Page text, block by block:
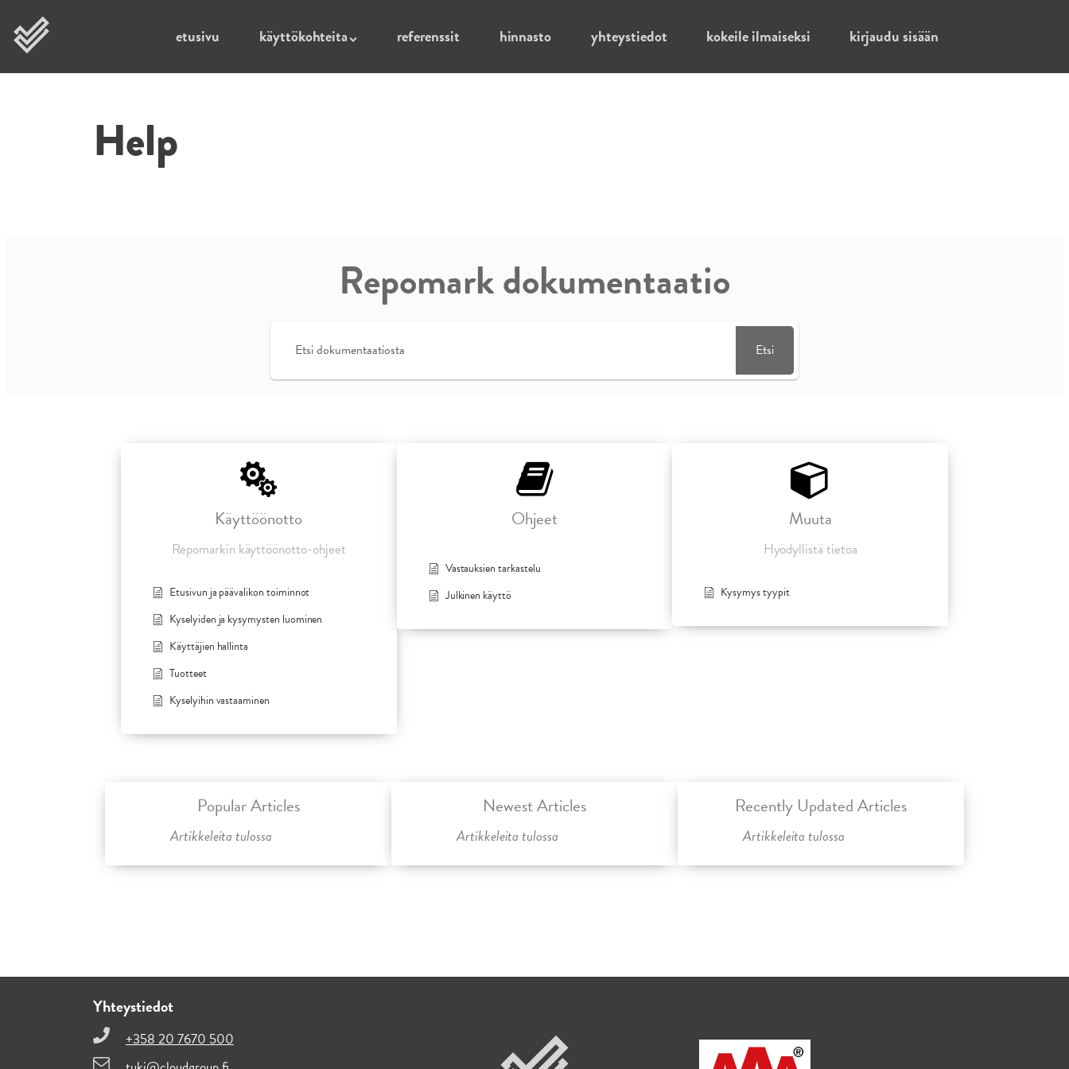
Mene sisältöön
Repomark
etusivu käyttökohteita referenssit hinnasto yhteystiedot kokeile ilmaiseksi kirjaudu sisään
Help
Repomark dokumentaatio
Etsi
Käyttöönotto
Repomarkin käyttöönotto-ohjeet
Etusivun ja päävalikon toiminnot
Kyselyiden ja kysymysten luominen
Käyttäjien hallinta
Tuotteet
Kyselyihin vastaaminen
Ohjeet
Vastauksien tarkastelu
Julkinen käyttö
Muuta
Hyödyllistä tietoa
Kysymys tyypit
Popular Articles
Artikkeleita tulossa
Newest Articles
Artikkeleita tulossa
Recently Updated Articles
Artikkeleita tulossa
Yhteystiedot
+358 20 7670 500